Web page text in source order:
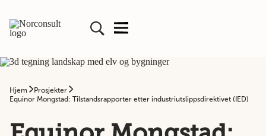
Hjem
Prosjekter
Equinor Mongstad: Tilstandsrapporter etter industriutslippsdirektivet (IED)